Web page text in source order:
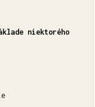
niektorého